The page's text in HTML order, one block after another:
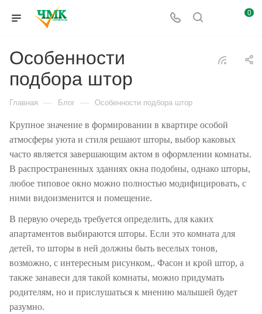
0
Особенности
подбора штор
Главная — Блог — Особенности подбора штор
Крупное значение в формировании в квартире особой
атмосферы уюта и стиля решают шторы, выбор каковых
часто является завершающим актом в оформлении комнаты.
В распространенных зданиях окна подобны, однако шторы,
любое типовое окно можно полностью модифицировать, с
ними видоизменится и помещение.
В первую очередь требуется определить, для каких
апартаментов выбираются шторы. Если это комната для
детей, то шторы в ней должны быть веселых тонов,
возможно, с интересным рисунком,. Фасон и крой штор, а
также занавеси для такой комнаты, можно придумать
родителям, но и прислушаться к мнению малышей будет
разумно.